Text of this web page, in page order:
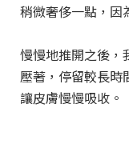
稍微奢侈一點，
慢慢地推開之後，
壓著，停留較長時
讓皮膚慢慢吸收。